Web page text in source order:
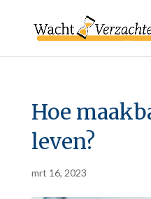
Hoe
leven?
mrt 16, 2023